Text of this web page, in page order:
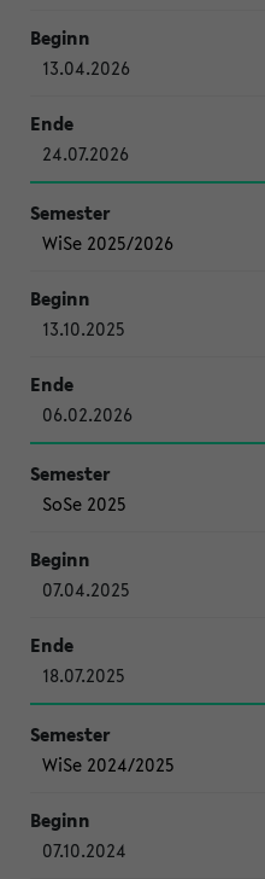
13.04.2026
24.07.2026
WiSe 2025/2026
13.10.2025
06.02.2026
SoSe 2025
07.04.2025
18.07.2025
WiSe 2024/2025
07.10.2024